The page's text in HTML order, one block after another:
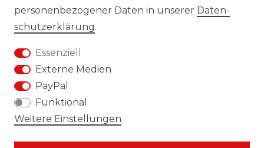
Impressum Daten­schutz­erklärung
personenbezogener Daten in unserer Daten­
schutz­erklärung.
Essenziell
Externe Medien
PayPal
Funktional
Weitere Einstellungen